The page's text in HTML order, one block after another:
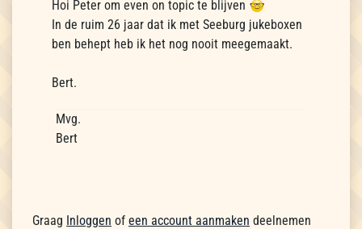
Hoi Peter om even on topic te blijven
In de ruim 26 jaar dat ik met Seeburg jukeboxen
ben behept heb ik het nog nooit meegemaakt.
Bert.
Mvg.
Bert
Graag Inloggen of een account aanmaken deelnemen